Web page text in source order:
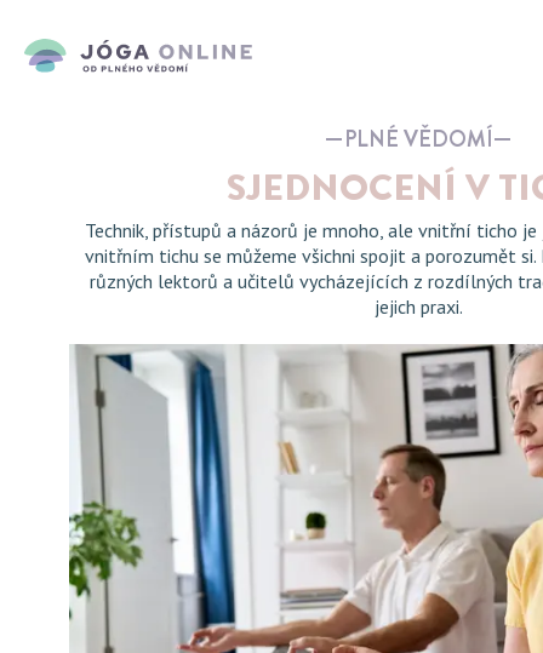
PLNÉ VĚDOMÍ
SJEDNOCENÍ V
Technik, přístupů a názorů je mnoho, ale vnitřní ticho
vnitřním tichu se můžeme všichni spojit a porozumět
různých lektorů a učitelů vycházejících z rozdílných
jejich praxi.